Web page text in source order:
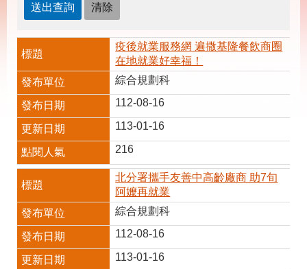
其
網
站
導
覽
回
首
頁
English
民
意
箱
常
見
問
雙
語
詞
疫後就業服務網 遍撒基隆餐飲商圈
在地就業好幸福！
綜合規劃科
112-08-16
113-01-16
216
北分署攜手友善中高齡廠商 助7旬
阿嬤再就業
綜合規劃科
112-08-16
113-01-16